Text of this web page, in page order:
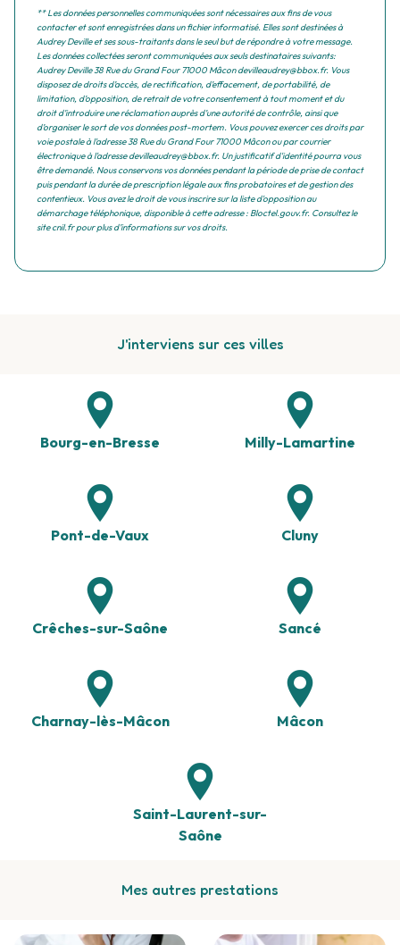
** Les données personnelles communiquées sont nécessaires aux fins de vous
contacter et sont enregistrées dans un fichier informatisé. Elles sont destinées à
Audrey Deville et ses sous-traitants dans le seul but de répondre à votre message.
Les données collectées seront communiquées aux seuls destinataires suivants:
Audrey Deville 38 Rue du Grand Four 71000 Mâcon devilleaudrey@bbox.fr. Vous
disposez de droits d’accès, de rectification, d’effacement, de portabilité, de
limitation, d’opposition, de retrait de votre consentement à tout moment et du
droit d’introduire une réclamation auprès d’une autorité de contrôle, ainsi que
d’organiser le sort de vos données post-mortem. Vous pouvez exercer ces droits par
voie postale à l'adresse 38 Rue du Grand Four 71000 Mâcon ou par courrier
électronique à l'adresse devilleaudrey@bbox.fr. Un justificatif d'identité pourra vous
être demandé. Nous conservons vos données pendant la période de prise de contact
puis pendant la durée de prescription légale aux fins probatoires et de gestion des
contentieux. Vous avez le droit de vous inscrire sur la liste d'opposition au
démarchage téléphonique, disponible à cette adresse : Bloctel.gouv.fr. Consultez le
site cnil.fr pour plus d’informations sur vos droits.
J'interviens sur ces villes
Bourg-en-Bresse Milly-Lamartine
Pont-de-Vaux Cluny
Crêches-sur-Saône Sancé
Charnay-lès-Mâcon Mâcon
Saint-Laurent-sur-
Saône
Mes autres prestations